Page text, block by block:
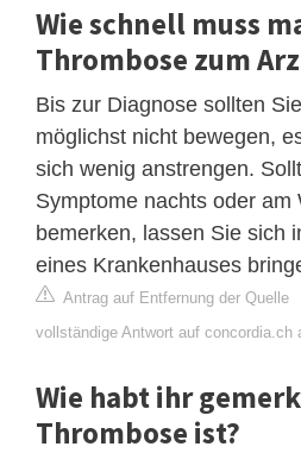
Wie schnell muss
Thrombose zum
Bis zur Diagnose sollten
möglichst nicht bewegen,
sich wenig anstrengen.
Symptome nachts oder am
bemerken, lassen Sie sich
eines Krankenhauses
Antrag auf Entfernung der Quelle
vollständige Antwort auf concordia.ch
Wie habt ihr
Thrombose ist?